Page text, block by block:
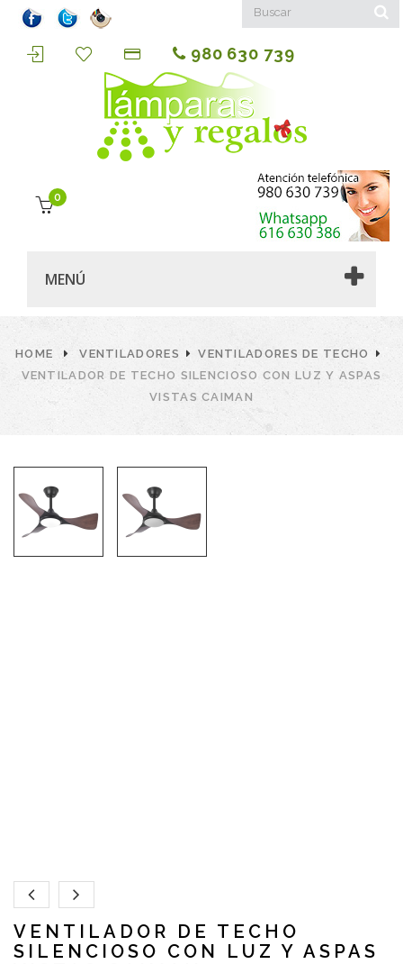
980 630 739
0
MENÚ
HOME VENTILADORES
VENTILADORES DE TECHO
VENTILADOR DE TECHO SILENCIOSO CON LUZ Y ASPAS
VISTAS CAIMAN
VENTILADOR DE TECHO
SILENCIOSO CON LUZ Y ASPAS